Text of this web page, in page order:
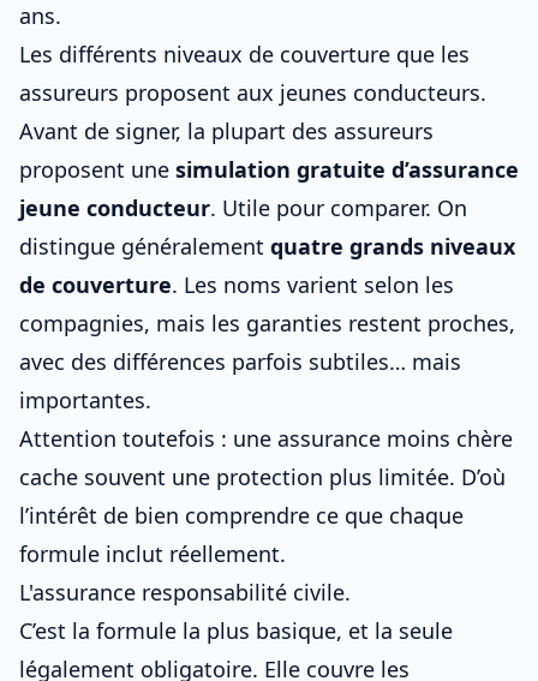
ans.
Les différents niveaux de couverture que les
assureurs proposent aux jeunes conducteurs.
Avant de signer, la plupart des assureurs
proposent une simulation gratuite d’assurance
jeune conducteur. Utile pour comparer. On
distingue généralement quatre grands niveaux
de couverture. Les noms varient selon les
compagnies, mais les garanties restent proches,
avec des différences parfois subtiles… mais
importantes.
Attention toutefois : une assurance moins chère
cache souvent une protection plus limitée. D’où
l’intérêt de bien comprendre ce que chaque
formule inclut réellement.
L'assurance responsabilité civile.
C’est la formule la plus basique, et la seule
légalement obligatoire. Elle couvre les